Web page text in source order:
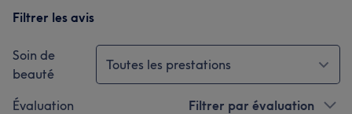
Filtrer les avis
Soin de
beauté
Toutes les prestations
Évaluation Filtrer par évaluation